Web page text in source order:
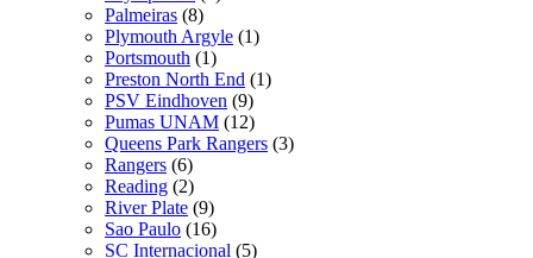
Palmeiras (8)
Plymouth Argyle (1)
Portsmouth (1)
Preston North End (1)
PSV Eindhoven (9)
Pumas UNAM (12)
Queens Park Rangers (3)
Rangers (6)
Reading (2)
River Plate (9)
Sao Paulo (16)
SC Internacional (5)